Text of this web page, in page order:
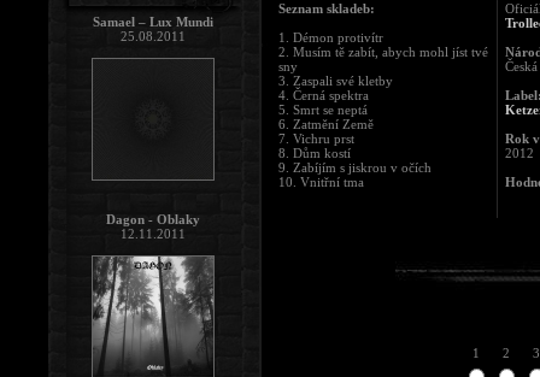
Seznam skladeb:
1. Démon protivítr
2. Musím tě zabít, abych mohl jíst tvé
sny
3. Zaspali své kletby
4. Černá spektra
5. Smrt se neptá
6. Zatmění Země
7. Vichru prst
8. Dům kostí
9. Zabíjím s jiskrou v očích
10. Vnitřní tma
Rok
2012
1 2 3
Samael – Lux Mundi
25.08.2011
Dagon - Oblaky
12.11.2011